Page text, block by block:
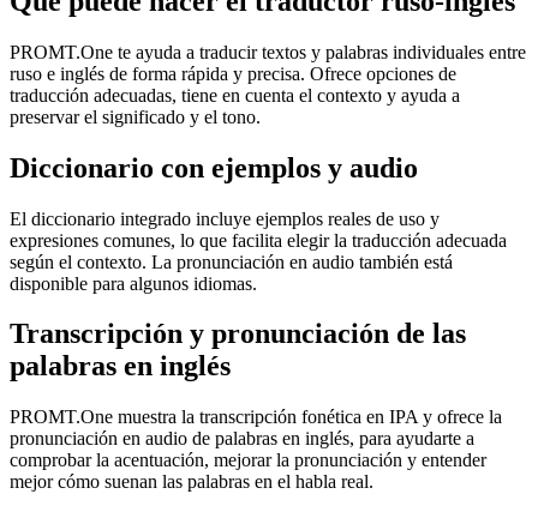
PROMT.One te ayuda a traducir textos y palabras individuales entre
ruso e inglés de forma rápida y precisa. Ofrece opciones de
traducción adecuadas, tiene en cuenta el contexto y ayuda a
preservar el significado y el tono.
Diccionario con ejemplos y audio
El diccionario integrado incluye ejemplos reales de uso y
expresiones comunes, lo que facilita elegir la traducción adecuada
según el contexto. La pronunciación en audio también está
disponible para algunos idiomas.
Transcripción y pronunciación de las
palabras en inglés
PROMT.One muestra la transcripción fonética en IPA y ofrece la
pronunciación en audio de palabras en inglés, para ayudarte a
comprobar la acentuación, mejorar la pronunciación y entender
mejor cómo suenan las palabras en el habla real.